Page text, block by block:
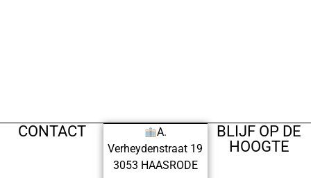
CONTACT
A.
Verheydenstraat 19
3053 HAASRODE
BLIJF OP DE
HOOGTE